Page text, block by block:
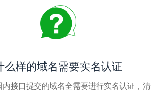
么样的域名需要实名认证
内接口提交的域名全需要进行实名认证，清